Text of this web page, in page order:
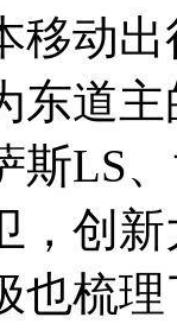
移动
东道
斯LS
，创
也梳